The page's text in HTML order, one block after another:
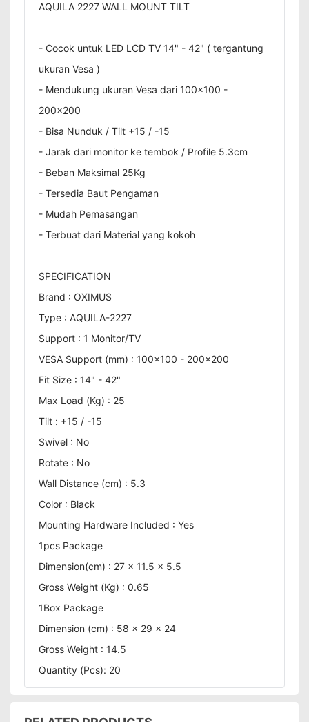
AQUILA 2227 WALL MOUNT TILT
- Cocok untuk LED LCD TV 14" - 42" ( tergantung
ukuran Vesa )
- Mendukung ukuran Vesa dari 100x100 -
200x200
- Bisa Nunduk / Tilt +15 / -15
- Jarak dari monitor ke tembok / Profile 5.3cm
- Beban Maksimal 25Kg
- Tersedia Baut Pengaman
- Mudah Pemasangan
- Terbuat dari Material yang kokoh
SPECIFICATION
Brand : OXIMUS
Type : AQUILA-2227
Support : 1 Monitor/TV
VESA Support (mm) : 100x100 - 200x200
Fit Size : 14" - 42"
Max Load (Kg) : 25
Tilt : +15 / -15
Swivel : No
Rotate : No
Wall Distance (cm) : 5.3
Color : Black
Mounting Hardware Included : Yes
1pcs Package
Dimension(cm) : 27 x 11.5 x 5.5
Gross Weight (Kg) : 0.65
1Box Package
Dimension (cm) : 58 x 29 x 24
Gross Weight : 14.5
Quantity (Pcs): 20